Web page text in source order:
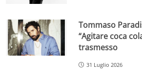
Tommaso
“Agitare coca
trasmesso
31 Luglio 2026